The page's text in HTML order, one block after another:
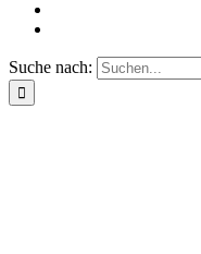
Suche nach: